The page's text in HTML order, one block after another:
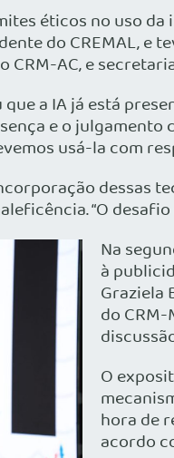
éticos no uso
do CREMAL, e
CRM-AC, e
a IA já está
e o
usá-la com
dessas
“O
Na
à
Graziela
do
O
hora de
acordo